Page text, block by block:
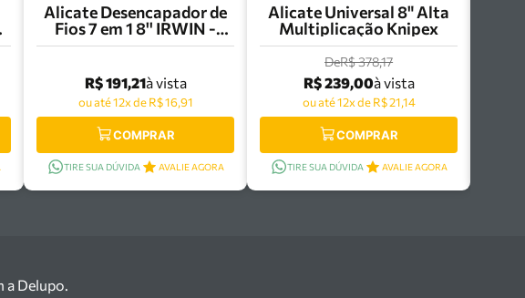
Alicate Desencapador de
Fios 7 em 1 8'' IRWIN -
IWHT84002
R$ 191,21à vista
ou até 12x de R$ 16,91
COMPRAR
TIRE SUA DÚVIDA AVALIE AGORA
Alicate Universal 8" Alta
Multiplicação Knipex
DeR$ 378,17
R$ 239,00à vista
ou até 12x de R$ 21,14
COMPRAR
TIRE SUA DÚVIDA AVALIE AGORA
Delupo.